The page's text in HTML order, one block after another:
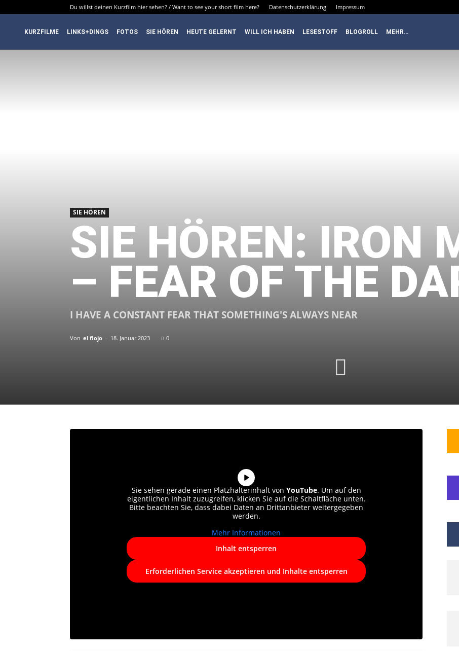
Du willst deinen Kurzfilm hier sehen? / Want to see your short film here? Datenschutzerklärung Impressum
DenkfabrikBlog
KURZFILME LINKS+DINGS FOTOS SIE HÖREN HEUTE GELERNT WILL ICH HABEN LESESTOFF BLOGROLL MEHR…
SIE HÖREN
SIE HÖREN: IRON
– FEAR OF THE
I HAVE A CONSTANT FEAR THAT SOMETHING'S ALWAYS NEAR
Von el flojo - 18. Januar 2023 0
Sie sehen gerade einen Platzhalterinhalt von YouTube. Um auf den
eigentlichen Inhalt zuzugreifen, klicken Sie auf die Schaltfläche unten.
Bitte beachten Sie, dass dabei Daten an Drittanbieter weitergegeben
werden.
Mehr Informationen
Inhalt entsperren
Erforderlichen Service akzeptieren und Inhalte entsperren